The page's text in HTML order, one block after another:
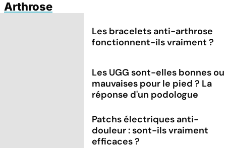
Arthrose
Les bracelets anti-arthrose
fonctionnent-ils vraiment ?
Les UGG sont-elles bonnes ou
mauvaises pour le pied ? La
réponse d'un podologue
Patchs électriques anti-
douleur : sont-ils vraiment
efficaces ?